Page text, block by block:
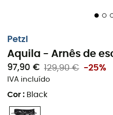
Petzl
Aquila - Arnês de
97,90 € 129,90 € -25%
IVA incluído
Cor : Black
compatíveis com o uso
Um grande porta-
para acomodar o
qualquer outro
Um anel traseiro porta-
magnésio, sapatos,